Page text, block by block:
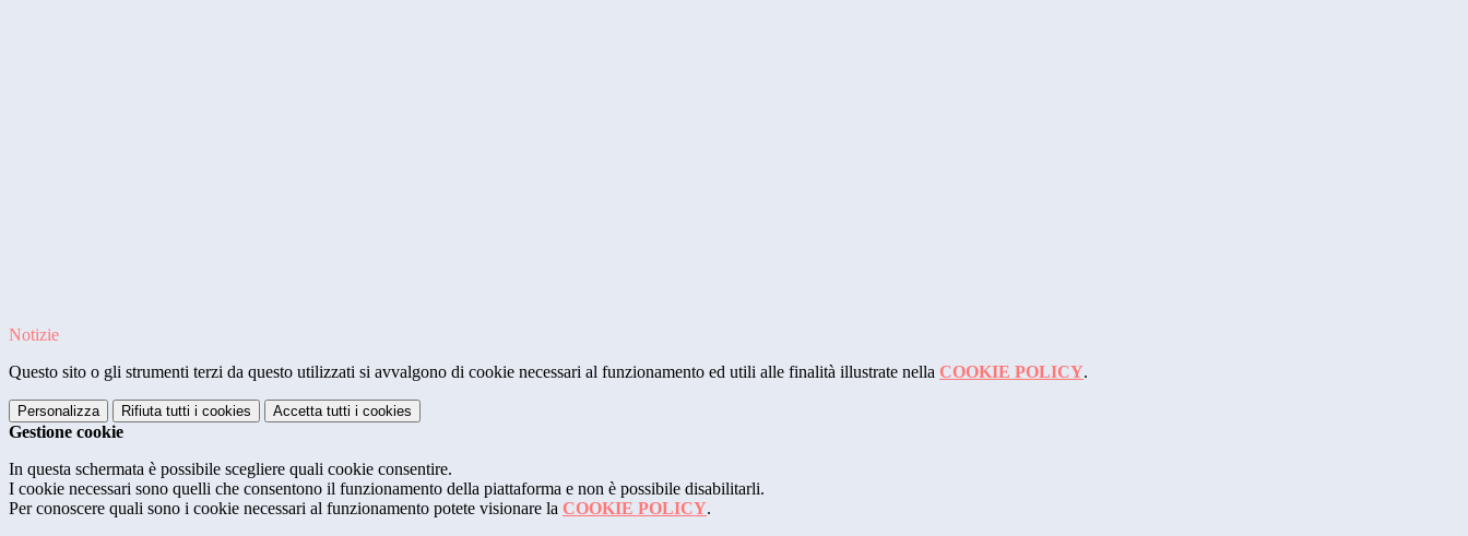
Notizie
Questo sito o gli strumenti terzi da questo utilizzati si avvalgono di cookie necessari al funzionamento ed utili alle finalità illustrate nella COOKIE POLICY.
Personalizza Rifiuta tutti i cookies Accetta tutti i cookies
Gestione cookie
In questa schermata è possibile scegliere quali cookie consentire.
I cookie necessari sono quelli che consentono il funzionamento della piattaforma e non è possibile disabilitarli.
Per conoscere quali sono i cookie necessari al funzionamento potete visionare la COOKIE POLICY.